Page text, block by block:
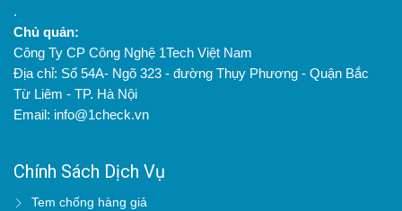
.
Chủ quản:
Công Ty CP Công Nghệ 1Tech Việt Nam
Địa chỉ: Số 54A- Ngõ 323 - đường Thụy Phương - Quận Bắc
Từ Liêm - TP. Hà Nội
Email: info@1check.vn
Chính Sách Dịch Vụ
Tem chống hàng giả